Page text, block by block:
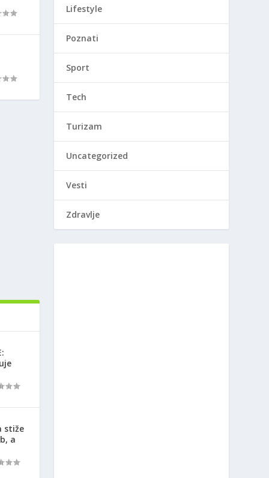
stiže
a
Lifestyle
Poznati
Sport
Tech
Turizam
Uncategorized
Vesti
Zdravlje